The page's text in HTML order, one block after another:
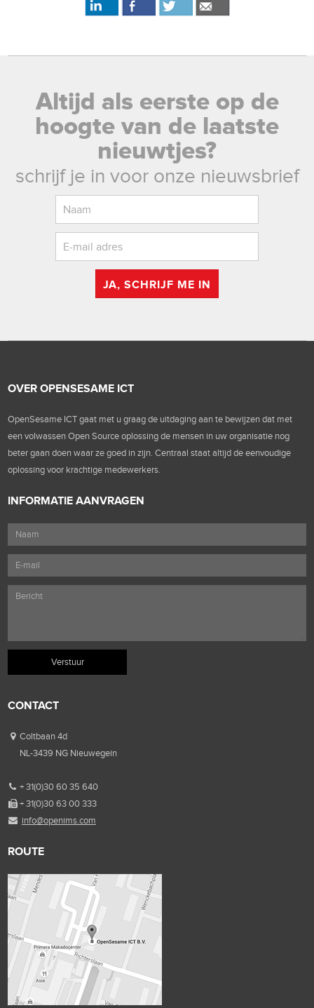
Altijd als eerste op de
hoogte van de laatste
nieuwtjes?
schrijf je in voor onze nieuwsbrief
JA, SCHRIJF ME IN
OVER OPENSESAME ICT
OpenSesame ICT gaat met u graag de uitdaging aan te bewijzen dat met
een volwassen Open Source oplossing de mensen in uw organisatie nog
beter gaan doen waar ze goed in zijn. Centraal staat altijd de eenvoudige
oplossing voor krachtige medewerkers.
INFORMATIE AANVRAGEN
CONTACT
Coltbaan 4d
NL-3439 NG Nieuwegein
+ 31(0)30 60 35 640
+ 31(0)30 63 00 333
info@openims.com
ROUTE